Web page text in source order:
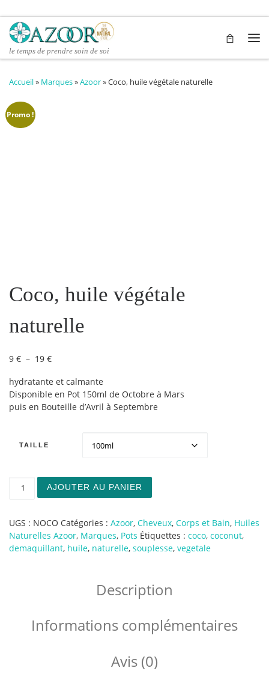
Passer au contenu
le temps de prendre soin de soi
Accueil» Marques»Azoor»Coco, huile végétale naturelle
Promo !
Coco, huile végétale
naturelle
9 € – 19 €Plage de prix : 9 € à 19 €
hydratante et calmante
Disponible en Pot 150ml de Octobre à Mars
puis en Bouteille d’Avril à Septembre
TAILLE
AJOUTER AU PANIER
UGS : NOCO Catégories : Azoor, Cheveux, Corps et Bain, Huiles
Naturelles Azoor, Marques, Pots Étiquettes : coco, coconut,
demaquillant, huile, naturelle, souplesse, vegetale
Description
Informations complémentaires
Avis (0)